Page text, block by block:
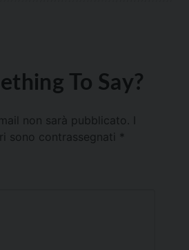
To Say?
non sarà pubblicato.
sono contrassegnati *